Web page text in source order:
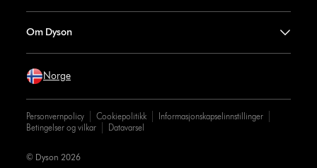
Om Dyson
Norge
Personvernpolicy Cookiepolitikk
Informasjonskapselinnstillinger
Betingelser og vilkar
Datavarsel
© Dyson 2026